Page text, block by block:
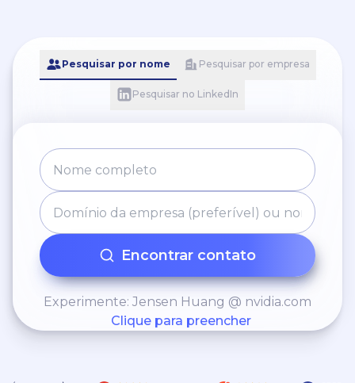
Pesquisar por nome Pesquisar por empresa
Pesquisar no LinkedIn
Encontrar contato
Experimente: Jensen Huang @ nvidia.com
Clique para preencher